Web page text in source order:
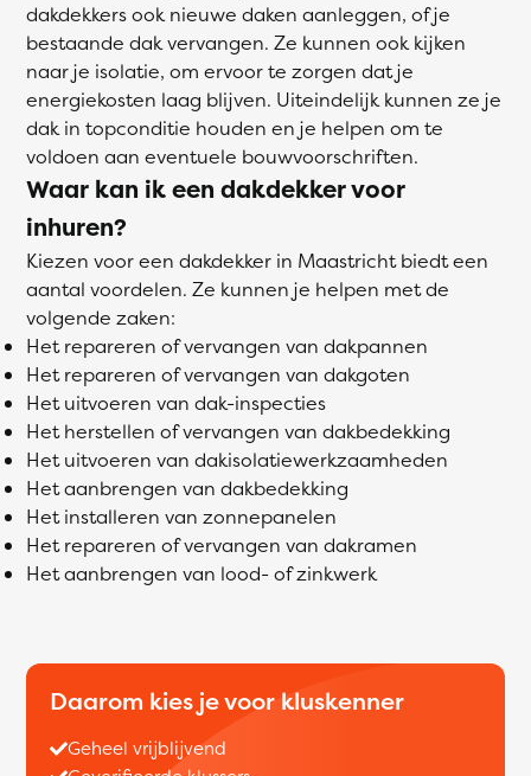
dakdekkers ook nieuwe daken aanleggen, of je
bestaande dak vervangen. Ze kunnen ook kijken
naar je isolatie, om ervoor te zorgen dat je
energiekosten laag blijven. Uiteindelijk kunnen ze je
dak in topconditie houden en je helpen om te
voldoen aan eventuele bouwvoorschriften.
Waar kan ik een dakdekker voor
inhuren?
Kiezen voor een dakdekker in Maastricht biedt een
aantal voordelen. Ze kunnen je helpen met de
volgende zaken:
Het repareren of vervangen van dakpannen
Het repareren of vervangen van dakgoten
Het uitvoeren van dak-inspecties
Het herstellen of vervangen van dakbedekking
Het uitvoeren van dakisolatiewerkzaamheden
Het aanbrengen van dakbedekking
Het installeren van zonnepanelen
Het repareren of vervangen van dakramen
Het aanbrengen van lood- of zinkwerk
Daarom kies je voor kluskenner
Geheel vrijblijvend